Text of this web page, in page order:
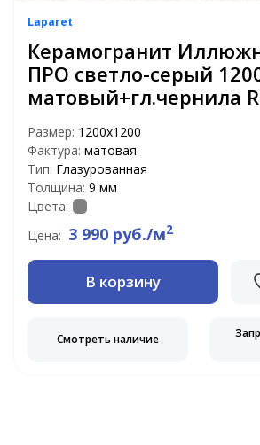
Laparet
Керамогранит
ПРО светло-серый
матовый+гл.чернила
Размер: 1200x1200
Фактура: матовая
Тип: Глазурованная
Толщина: 9 мм
Цвета:
Цена: 3 990 руб./м2
В корзину
Смотреть наличие